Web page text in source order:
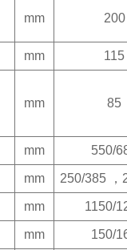
mm 200
mm 115
mm 85
mm 550/
mm 250/385 ，
mm 1150/
mm 150/